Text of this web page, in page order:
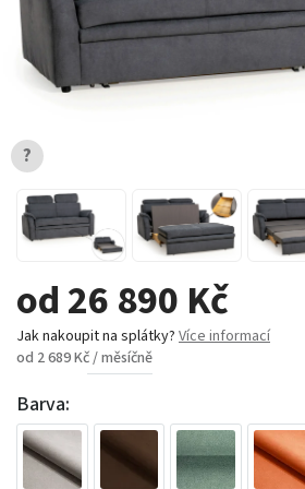
od 26 890 Kč
Jak nakoupit na splátky? Více informací
od 2 689 Kč / měsíčně
Barva:
?